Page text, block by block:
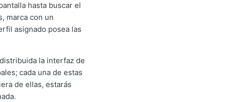
hasta buscar el
marca con un
asignado posea las
la interfaz de
cada una de estas
de ellas, estarás